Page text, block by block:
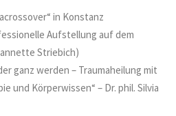
in Konstanz
Aufstellung auf dem
Striebich)
ganz werden – Traumaheilung mit
und Körperwissen“ – Dr. phil. Silvia